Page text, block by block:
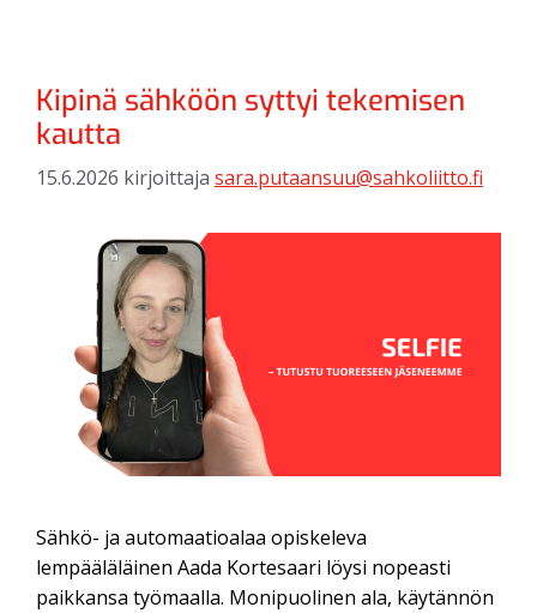
Kipinä sähköön syttyi tekemisen
kautta
15.6.2026 kirjoittaja sara.putaansuu@sahkoliitto.fi
Sähkö- ja automaatioalaa opiskeleva
lempääläläinen Aada Kortesaari löysi nopeasti
paikkansa työmaalla. Monipuolinen ala, käytännön